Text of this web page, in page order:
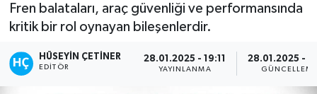
Fren balataları, araç güvenliği ve performansında
kritik bir rol oynayan bileşenlerdir.
HÜSEYIN ÇETINER
EDITÖR
28.01.2025 - 19:11
YAYINLANMA
28.01.2025 -